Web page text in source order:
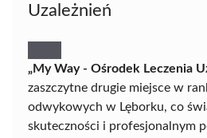
Uzależnień
„My Way - Ośrodek Leczenia
zaszczytne drugie miejsce w
odwykowych w Lęborku, co
skuteczności i profesjonalnym